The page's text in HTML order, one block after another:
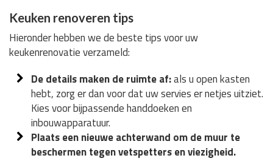
Keuken renoveren tips
Hieronder hebben we de beste tips voor uw
keukenrenovatie verzameld:
De details maken de ruimte af:als u open kasten
hebt, zorg er dan voor dat uw servies er netjes uitziet.
Kies voor bijpassende handdoeken en
inbouwapparatuur.
Plaats een nieuwe achterwand om de muur te
beschermen tegen vetspetters en viezigheid.